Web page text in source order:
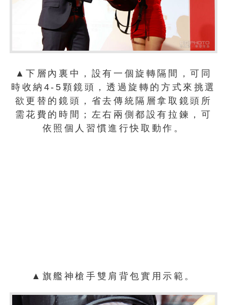
▲下層內裏中，設有一個旋轉隔間，可同
時收納4-5顆鏡頭，透過旋轉的方式來挑選
欲更替的鏡頭，省去傳統隔層拿取鏡頭所
需花費的時間；左右兩側都設有拉鍊，可
依照個人習慣進行快取動作。
▲旗艦神槍手雙肩背包實用示範。